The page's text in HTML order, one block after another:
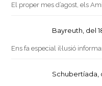
El proper mes d’agost, els
Bayreuth, del
Ens fa especial il·lusió
Schubertíada,